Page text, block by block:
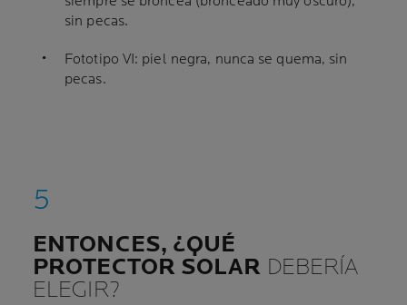
sin pecas.
Fototipo VI: piel negra, nunca se quema, sin
pecas.
ENTONCES, ¿QUÉ
PROTECTOR SOLAR DEBERÍA
ELEGIR?